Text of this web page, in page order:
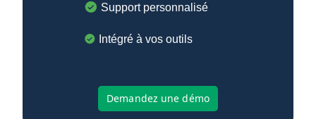
Support personnalisé
Intégré à vos outils
Demandez une démo